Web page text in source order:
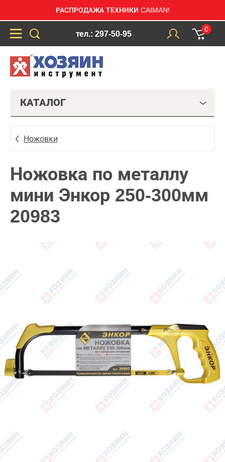
РАСПРОДАЖА ТЕХНИКИ CAIMAN!
тел.: 297-50-95
0
КАТАЛОГ
Ножовки
Ножовка по металлу
мини Энкор 250-300мм
20983